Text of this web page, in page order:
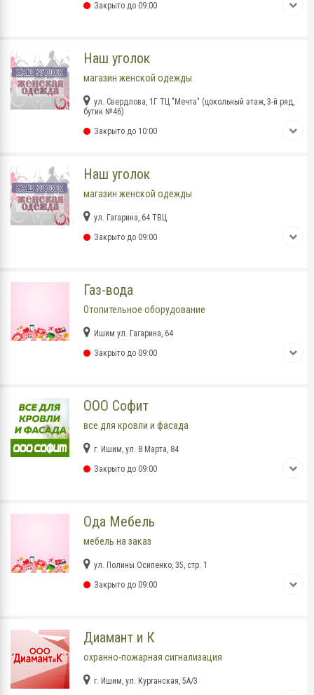
Закрыто до 09:00
Наш уголок
магазин женской одежды
ул. Свердлова, 1Г ТЦ "Мечта" (цокольный этаж, 3-й ряд,
бутик №46)
Закрыто до 10:00
Наш уголок
магазин женской одежды
ул. Гагарина, 64 ТВЦ
Закрыто до 09:00
Газ-вода
Отопительное оборудование
Ишим ул. Гагарина, 64
Закрыто до 09:00
ООО Софит
все для кровли и фасада
г. Ишим, ул. 8 Марта, 84
Закрыто до 09:00
Ода Мебель
мебель на заказ
ул. Полины Осипенко, 35, стр. 1
Закрыто до 09:00
Диамант и К
охранно-пожарная сигнализация
г. Ишим, ул. Курганская, 5А/3